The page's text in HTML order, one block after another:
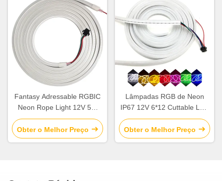
Fantasy Adressable RGBIC
Neon Rope Light 12V 5M
Cuttable LED Strip Lights
Obter o Melhor Preço
Lâmpadas RGB de Neon
IP67 12V 6*12 Cuttable LED
Neon Light
Obter o Melhor Preço